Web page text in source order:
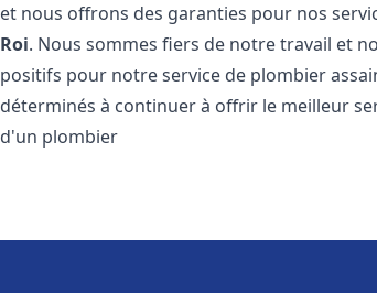
et nous offrons des garanties pour nos
Roi. Nous sommes fiers de notre travail et
positifs pour notre service de plombier
déterminés à continuer à offrir le meilleur
d'un plombier